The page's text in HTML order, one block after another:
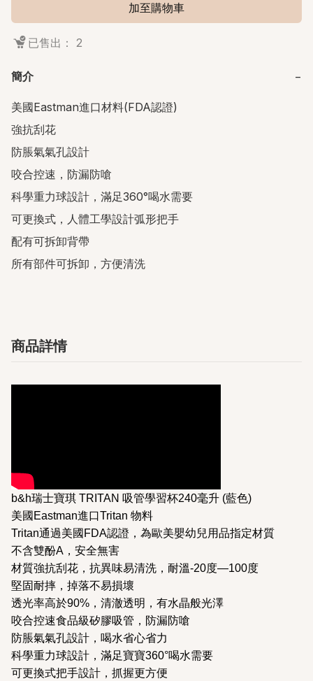
加至購物車
已售出： 2
簡介 −
美國Eastman進口材料(FDA認證)
強抗刮花
防脹氣氣孔設計
咬合控速，防漏防嗆
科學重力球設計，滿足360°喝水需要
可更換式，人體工學設計弧形把手
配有可拆卸背帶
所有部件可拆卸，方便清洗
商品詳情
b&h瑞士寶琪 TRITAN 吸管學習杯240毫升 (藍色)
美國Eastman進口Tritan 物料
Tritan通過美國FDA認證，為歐美嬰幼兒用品指定材質
不含雙酚A，安全無害
材質強抗刮花，抗異味易清洗，耐溫-20度—100度
堅固耐摔，掉落不易損壞
透光率高於90%，清澈透明，有水晶般光澤
咬合控速食品級矽膠吸管，防漏防嗆
防脹氣氣孔設計，喝水省心省力
科學重力球設計，滿足寶寶360°喝水需要
可更換式把手設計，抓握更方便